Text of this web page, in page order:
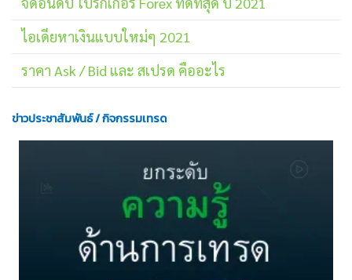
ไอเดียหาเงินแบบใหม่ๆ 2021
ราคา Ask / Bid และ สเปรด คืออะไร
ข่าวประชาสัมพันธ์ / กิจกรรมเทรด